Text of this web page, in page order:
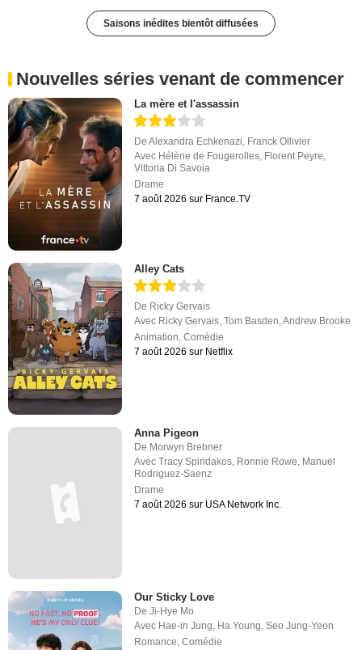
Saisons inédites bientôt diffusées
Nouvelles séries venant de commencer
La mère et l'assassin
DeAlexandra Echkenazi, Franck Ollivier
Avec Hélène de Fougerolles, Florent Peyre,
Vittoria Di Savoia
Drame
7 août 2026 sur France.TV
Alley Cats
De Ricky Gervais
Avec Ricky Gervais ,Tom Basden ,Andrew Brooke
Animation ,Comédie
7 août 2026 sur Netflix
Anna Pigeon
De Morwyn Brebner
AvecTracy Spiridakos, Ronnie Rowe, Manuel
Rodriguez-Saenz
Drame
7 août 2026 sur USA Network Inc.
Our Sticky Love
DeJi-Hye Mo
Avec Hae-in Jung, Ha Young,Seo Jung-Yeon
Romance,Comédie